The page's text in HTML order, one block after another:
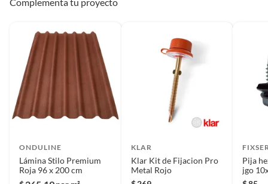
ONDULINE
Lámina Stilo Premium
Roja 96 x 200 cm
KLAR
Klar Kit de Fijacion Pro
Metal Rojo
Pija
jgo